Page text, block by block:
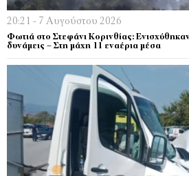
20:21 - 7 Αυγούστου 2026
Φωτιά στο Στεφάνι Κορινθίας:
δυνάμεις – Στη μάχη 11 εναέρια μέσα